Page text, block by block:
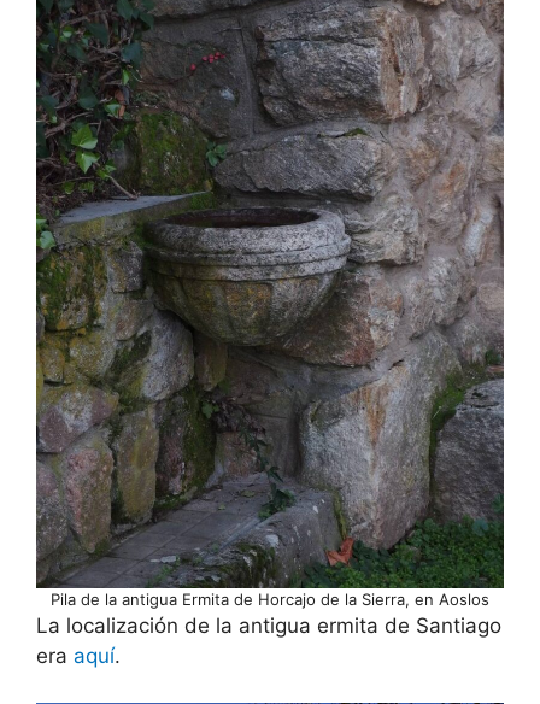
Pila de la antigua Ermita de Horcajo de la Sierra, en Aoslos
La localización de la antigua ermita de Santiago
era aquí.